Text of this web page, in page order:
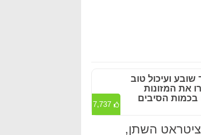
שובע ועיכול טוב
את המזונות
בכמות הסיבים
7,737
ציטראט השתן,